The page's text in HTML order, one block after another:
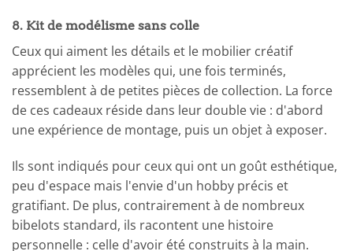
8. Kit de modélisme sans colle
Ceux qui aiment les détails et le mobilier créatif
apprécient les modèles qui, une fois terminés,
ressemblent à de petites pièces de collection. La force
de ces cadeaux réside dans leur double vie : d'abord
une expérience de montage, puis un objet à exposer.
Ils sont indiqués pour ceux qui ont un goût esthétique,
peu d'espace mais l'envie d'un hobby précis et
gratifiant. De plus, contrairement à de nombreux
bibelots standard, ils racontent une histoire
personnelle : celle d'avoir été construits à la main.